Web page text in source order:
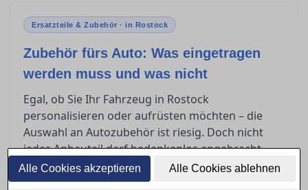
Alle Cookies akzeptieren Alle Cookies ablehnen
Ersatzteile & Zubehör · in Rostock
Zubehör fürs Auto: Was eingetragen
werden muss und was nicht
Egal, ob Sie Ihr Fahrzeug in Rostock
personalisieren oder aufrüsten möchten – die
Auswahl an Autozubehör ist riesig. Doch nicht
jedes Anbauteil darf bedenkenlos angebracht
werden. In diesem Ratgeber klären wir, welche
Zubehörteile eingetragen werden müssen, was